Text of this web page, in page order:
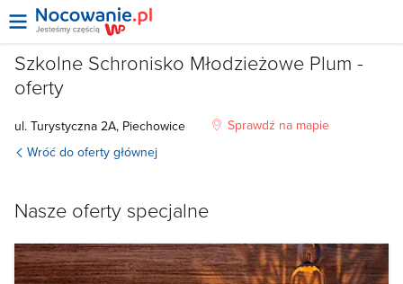
Szkolne Schronisko Młodzieżowe Plum -
oferty
ul. Turystyczna 2A, Piechowice
Sprawdź na mapie
Wróć do oferty głównej
Nasze oferty specjalne